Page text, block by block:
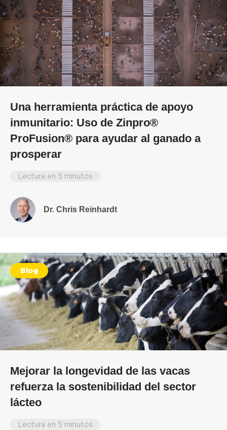
Una herramienta práctica de apoyo
inmunitario: Uso de Zinpro®
ProFusion® para ayudar al ganado a
prosperar
Lectura en 5 minutos
Dr. Chris Reinhardt
Blog
Mejorar la longevidad de las vacas
refuerza la sostenibilidad del sector
lácteo
Lectura en 5 minutos